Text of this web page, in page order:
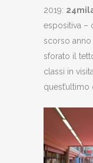
2019:
espositiva –
scorso anno
sforato il
classi in